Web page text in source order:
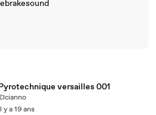
versailles 001
y a 19 ans